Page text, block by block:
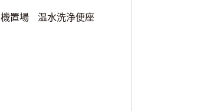
置場
温水洗浄便座